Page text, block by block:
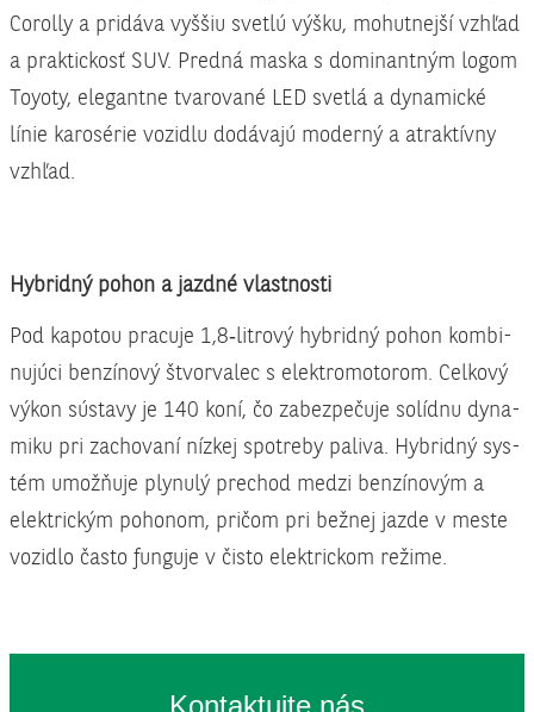
Corol­ly a pri­dá­va vyš­šiu svet­lú výš­ku, mohut­nej­ší vzhľad
a prak­tic­kosť SUV. Pred­ná mas­ka s domi­nant­ným logom
Toy­o­ty, ele­gan­tne tva­ro­va­né LED svet­lá a dyna­mic­ké
línie karo­sé­rie vozid­lu dodá­va­jú moder­ný a atrak­tív­ny
vzhľad.
Hyb­rid­ný pohon a jazd­né vlast­nos­ti
Pod kapo­tou pra­cu­je 1,8‑litrový hyb­rid­ný pohon kom­bi­
nu­jú­ci ben­zí­no­vý štvor­va­lec s elek­tro­mo­to­rom. Cel­ko­vý
výkon sústa­vy je 140 koní, čo zabez­pe­ču­je solíd­nu dyna­
mi­ku pri zacho­va­ní níz­kej spot­re­by pali­va. Hyb­rid­ný sys­
tém umož­ňu­je ply­nu­lý pre­chod medzi ben­zí­no­vým a
elek­tric­kým poho­nom, pri­čom pri bež­nej jaz­de v mes­te
vozid­lo čas­to fun­gu­je v čis­to elek­tric­kom reži­me.
Kontaktujte nás